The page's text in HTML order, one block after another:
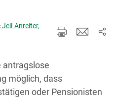
Anreiter,
antragslose
möglich, dass
oder Pensionisten